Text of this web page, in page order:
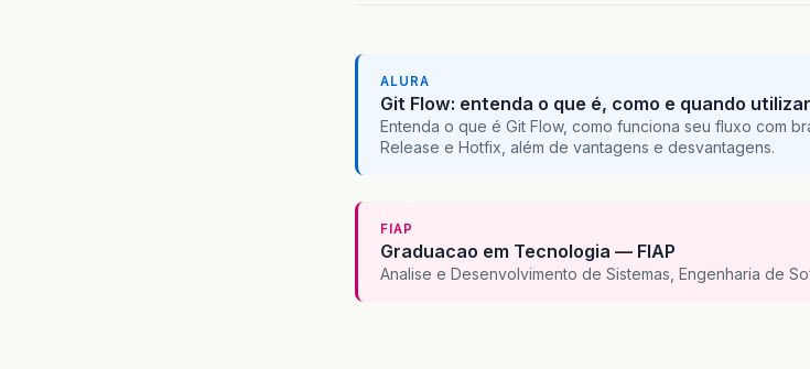
ALURA
Git Flow: entenda o que é, como e quando utilizar
Entenda o que é Git Flow, como funciona seu fluxo com
Release e Hotfix, além de vantagens e desvantagens.
FIAP
Graduacao em Tecnologia — FIAP
Analise e Desenvolvimento de Sistemas, Engenharia de